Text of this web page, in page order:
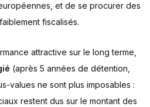
et de se procurer des
fiscalisés.
attractive sur le long terme,
(après 5 années de détention,
values ne sont plus imposables :
restent dus sur le montant des